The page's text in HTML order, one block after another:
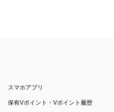
スマホアプリ
保有Vポイント・Vポイント履歴